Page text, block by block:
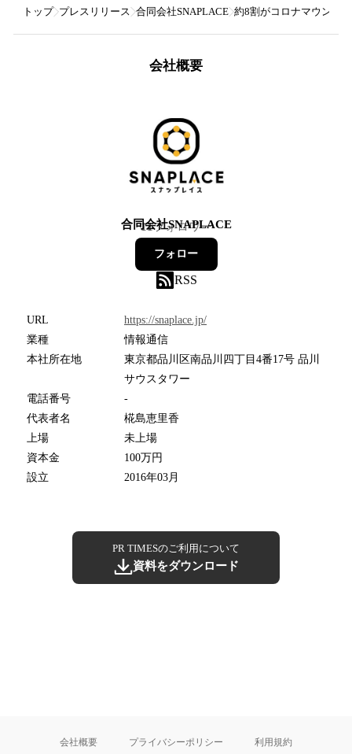
トップ プレスリリース 合同会社SNAPLACE 約8割がコロナマウント
会社概要
合同会社SNAPLACE
11フォロワー
フォロー
RSS
URL
https://snaplace.jp/
業種
情報通信
本社所在地
東京都品川区南品川四丁目4番17号 品川
サウスタワー
電話番号
-
代表者名
椛島恵里香
上場
未上場
資本金
100万円
設立
2016年03月
PR TIMESのご利用について
資料をダウンロード
会社概要 プライバシーポリシー 利用規約